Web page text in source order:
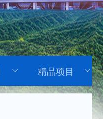
精品项目